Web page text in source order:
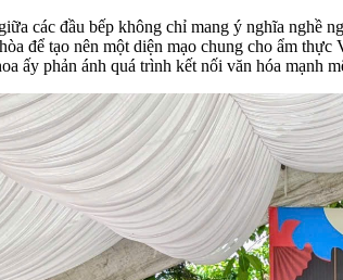
các đầu bếp không chỉ mang ý nghĩa nghề
để tạo nên một diện mạo chung cho ẩm
ấy phản ánh quá trình kết nối văn hóa mạnh